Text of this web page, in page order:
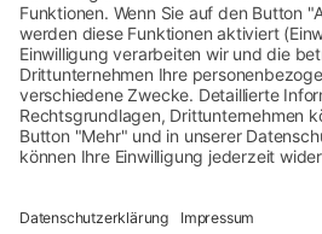
Permanentmagnet-Antriebstechnik
Wasserstofftechnologien & -Anwendungen
Materialien und intelligente Nutzung
Kontakt